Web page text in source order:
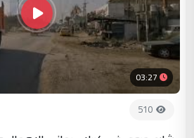
03:27
510